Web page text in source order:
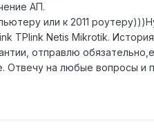
АП.
или к 2011
TPlink Netis Mikrotik.
отправлю
Отвечу на любые вопросы